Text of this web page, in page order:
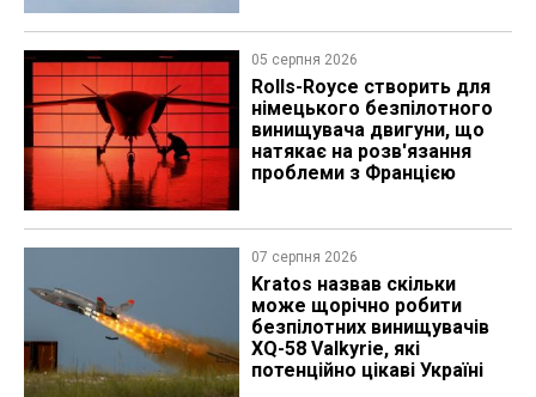
05 серпня 2026
Rolls-Royce створить для
німецького безпілотного
винищувача двигуни, що
натякає на розв'язання
проблеми з Францією
07 серпня 2026
Kratos назвав скільки
може щорічно робити
безпілотних винищувачів
XQ-58 Valkyrie, які
потенційно цікаві Україні